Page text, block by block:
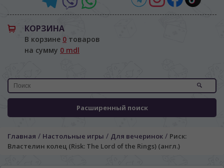
КОРЗИНА
В корзине 0 товаров
на сумму 0 mdl
Расширенный поиск
Главная / Настольные игры / Для вечеринок / Риск:
Властелин колец (Risk: The Lord of the Rings) (англ.)